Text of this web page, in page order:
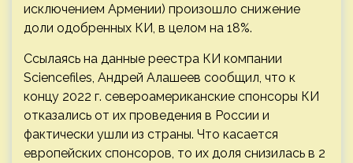
исключением Армении) произошло снижение
доли одобренных КИ, в целом на 18%.
Ссылаясь на данные реестра КИ компании
Sciencefiles, Андрей Алашеев сообщил, что к
концу 2022 г. североамериканские спонсоры КИ
отказались от их проведения в России и
фактически ушли из страны. Что касается
европейских спонсоров, то их доля снизилась в 2